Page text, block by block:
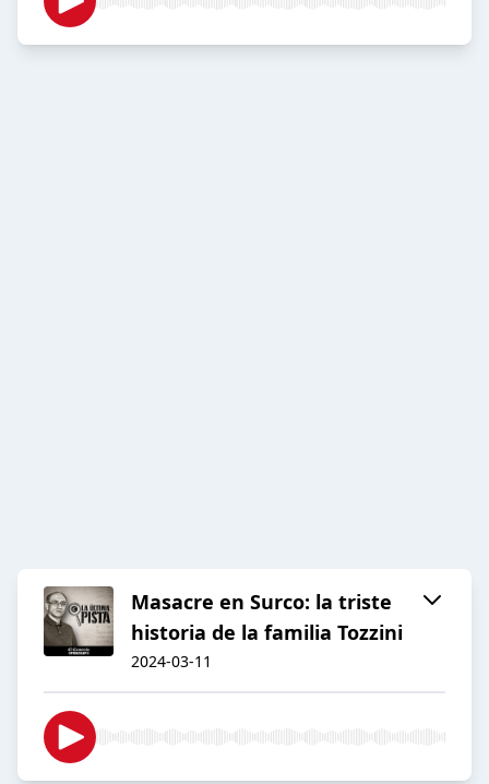
Masacre en Surco: la triste
historia de la familia Tozzini
2024-03-11